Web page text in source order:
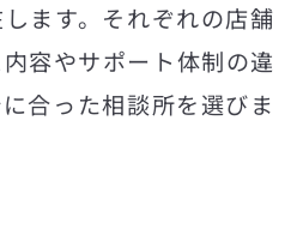
ます。それぞれの店舗
容やサポート体制の違
合った相談所を選びま